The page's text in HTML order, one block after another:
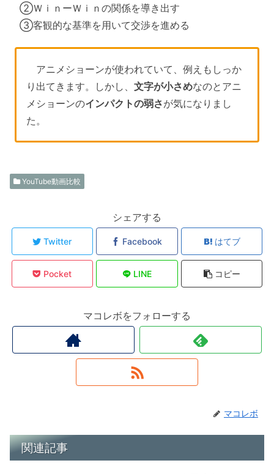
②ＷｉｎーＷｉｎの関係を導き出す
③客観的な基準を用いて交渉を進める
アニメショーンが使われていて、例えもしっか
り出てきます。しかし、文字が小さめなのとアニ
メショーンのインパクトの弱さが気になりまし
た。
YouTube動画比較
シェアする
Twitter Facebook はてブ
Pocket LINE コピー
マコレボをフォローする
マコレボ
関連記事